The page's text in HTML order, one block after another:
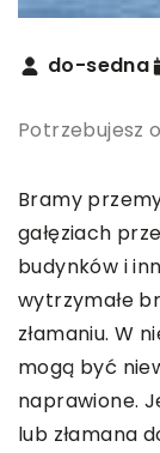
do-sedna
Potrzebujesz
Bramy
gałęziach
budynków i
wytrzymałe
złamaniu. W
mogą być
naprawione.
lub złamana